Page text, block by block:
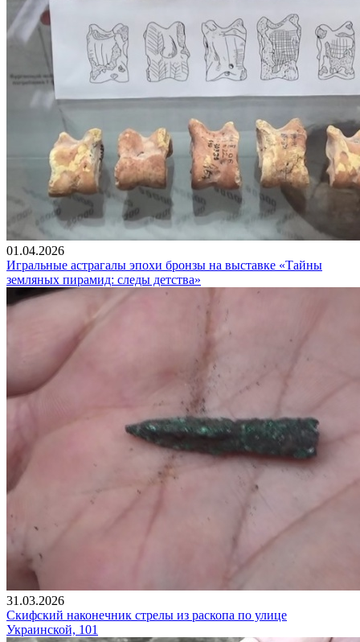
01.04.2026
Игральные астрагалы эпохи бронзы на выставке «Тайны
земляных пирамид: следы детства»
31.03.2026
Скифский наконечник стрелы из раскопа по улице
Украинской, 101